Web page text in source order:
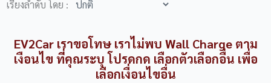
เรียงลำดับ โดย :
EV2Car เราขอโทษ เราไม่พบ Wall Charge ตาม
เงือนไข ที่คุณระบุ โปรดกด เลือกตัวเลือกอื่น เพื่อ
เลือกเงื่อนไขอื่น